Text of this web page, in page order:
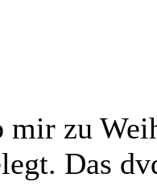
mir zu
Das